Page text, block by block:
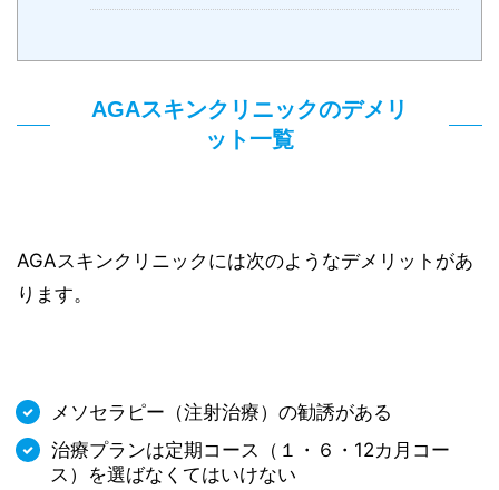
AGAスキンクリニックのデメリ
ット一覧
AGAスキンクリニックには次のようなデメリットがあ
ります。
メソセラピー（注射治療）の勧誘がある
治療プランは定期コース（１・６・12カ月コー
ス）を選ばなくてはいけない